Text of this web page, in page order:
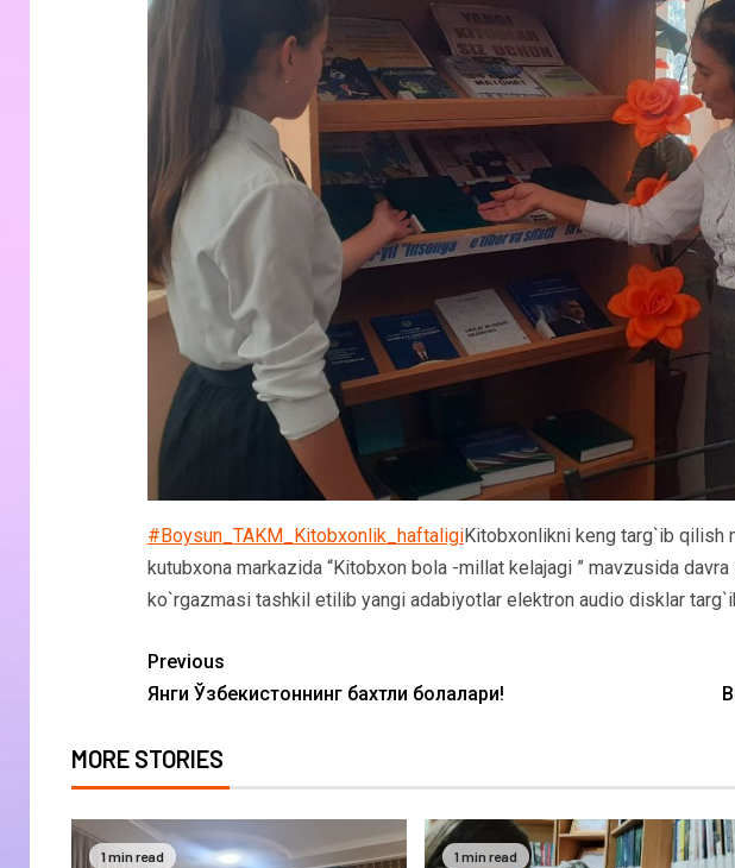
#Boysun_TAKM_Kitobxonlik_haftaligiKitobxonlikni keng targ`ib qilish
kutubxona markazida “Kitobxon bola -millat kelajagi ” mavzusida
ko`rgazmasi tashkil etilib yangi adabiyotlar elektron audio disklar
Previous
Янги Ўзбекистоннинг бахтли болалари!
MORE STORIES
1 min read 1 min read